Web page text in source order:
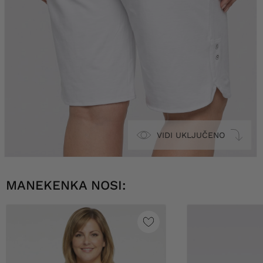
VIDI UKLJUČENO
MANEKENKA NOSI: